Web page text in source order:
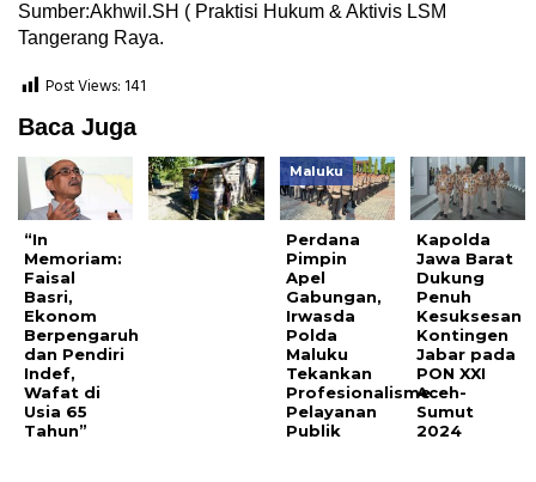
Sumber:Akhwil.SH ( Praktisi Hukum & Aktivis LSM
Tangerang Raya.
Post Views: 141
Baca Juga
“In
Memoriam:
Faisal
Basri,
Ekonom
Berpengaruh
dan Pendiri
Indef,
Wafat di
Usia 65
Tahun”
Maluku
Perdana
Pimpin
Apel
Gabungan,
Irwasda
Polda
Maluku
Tekankan
Profesionalisme
Pelayanan
Publik
Kapolda
Jawa Barat
Dukung
Penuh
Kesuksesan
Kontingen
Jabar pada
PON XXI
Aceh-
Sumut
2024